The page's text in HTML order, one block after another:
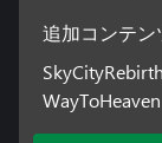
追加コンテン
SkyCityRebirth
WayToHeaven